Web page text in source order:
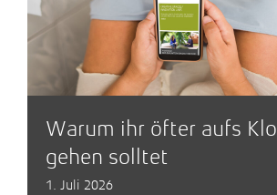
Warum ihr öfter aufs Klo
gehen solltet
1. Juli 2026